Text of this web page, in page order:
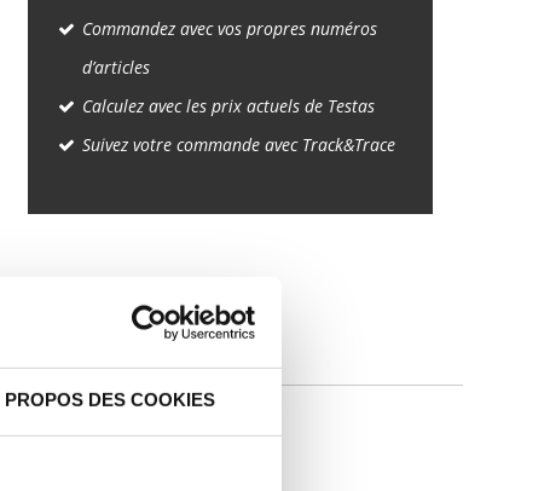
PROPOS DES COOKIES
Commandez avec vos propres numéros
d’articles
Calculez avec les prix actuels de Testas
Suivez votre commande avec Track&Trace
403